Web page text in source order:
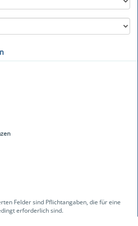
Felder sind Pflichtangaben, die für eine
erforderlich sind.